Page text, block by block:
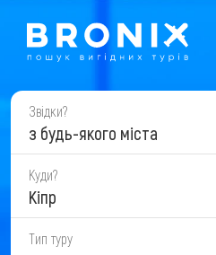
Звідки?
з будь-якого міста
Куди?
Кіпр
Тип туру